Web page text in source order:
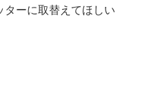
ターに取替えてほしい